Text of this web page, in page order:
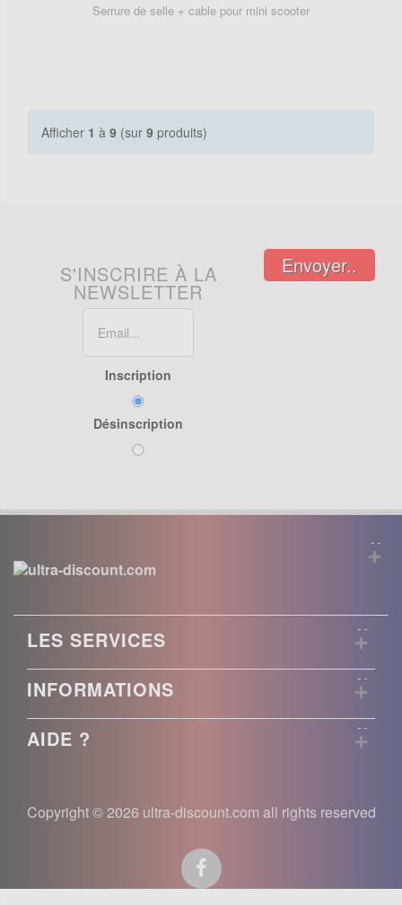
Serrure de selle + cable pour mini scooter
Afficher 1 à 9 (sur 9 produits)
S'INSCRIRE À LA
NEWSLETTER
Inscription
Désinscription
Envoyer..
LES SERVICES
INFORMATIONS
AIDE ?
Copyright © 2026 ultra-discount.com all rights reserved